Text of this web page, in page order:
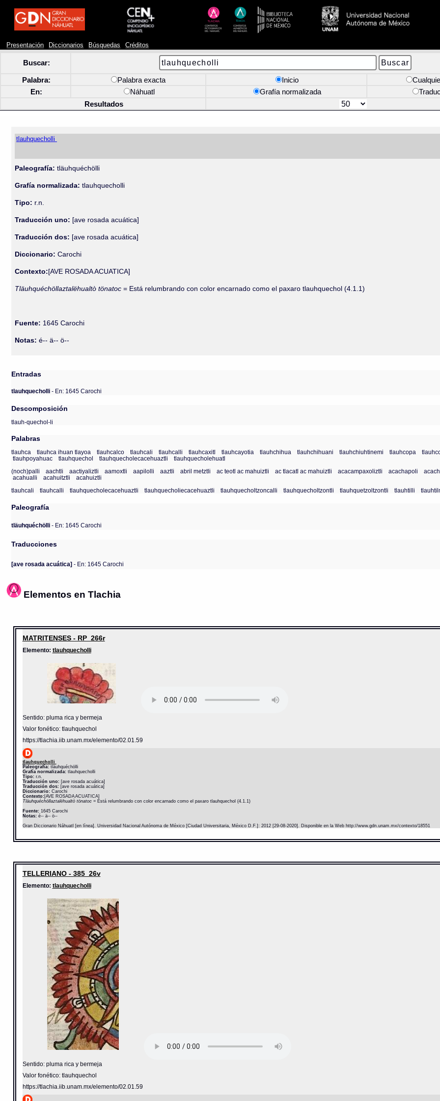
Presentación Diccionarios Búsquedas Créditos
Buscar:
Palabra: Palabra exacta Inicio
En:
Náhuatl Grafía normalizada
Resultados
tlauhquecholli
Paleografía: tläuhquéchölli
Grafía normalizada: tlauhquecholli
Tipo: r.n.
Traducción uno: [ave rosada acuática]
Traducción dos: [ave rosada acuática]
Diccionario:Carochi
Contexto:[AVE ROSADA ACUATICA]
Tläuhquéchöllaztalëhualtò tönatoc= Está relumbrando con color encarnado como el paxaro tlauhquechol (4.1.1)
Fuente: 1645 Carochi
Notas: é-- ä-- ö--
Entradas
tlauhquecholli- En: 1645 Carochi
Descomposición
tlauh-quechol-li
Palabras
tlauhca tlauhca ihuan tlayoa tlauhcalco tlauhcali tlauhcalli tlauhcaxitl tlauhcayotia tlauhchihua tlauhchihuani tlauhchiuhtinemi tlauhcopa
tlauhpoyahuac
tlauhquechol tlauhquecholecacehuaztli
tlauhquecholehuatl
(noch)palli
aachtli aactiyaliztli aamoxtli aapilolli aaztli abril metztli ac teotl ac mahuiztli ac tlacatl ac mahuiztli acacampaxoliztli acachapoli
acahualli
acahuitztli
acahuiztli
tlauhcali
tlauhcalli tlauhquecholecacehuaztli tlauhquecholiecacehuaztli tlauhquecholtzoncalli tlauhquecholtzontli tlauhquetzoltzontli tlauhtilli
Paleografía
tläuhquéchölli - En: 1645 Carochi
Traducciones
[ave rosada acuática] - En: 1645 Carochi
Elementos en Tlachia
MATRITENSES - RP_266r
Elemento: tlauhquecholli
Sentido: pluma rica y bermeja
Valor fonético: tlauhquechol
https://tlachia.iib.unam.mx/elemento/02.01.59
tlauhquecholli
Paleografía:tläuhquéchölli
Grafía normalizada:tlauhquecholli
Tipo:r.n.
Traducción uno:[ave rosada acuática]
Traducción dos:[ave rosada acuática]
Diccionario: Carochi
Contexto:[AVE ROSADA ACUATICA]
Tläuhquéchöllaztalëhualtò tönatoc = Está relumbrando con color encarnado como el paxaro tlauhquechol (4.1.1)
Fuente:1645 Carochi
Notas:é-- ä-- ö--
Gran Diccionario Náhuatl [en línea]. Universidad Nacional Autónoma de México [Ciudad Universitaria, México D.F.]: 2012 [29-08-2020]. Disponible en la Web http://www.gdn.unam.mx/contexto/18551
TELLERIANO - 385_26v
Elemento: tlauhquecholli
Sentido: pluma rica y bermeja
Valor fonético: tlauhquechol
https://tlachia.iib.unam.mx/elemento/02.01.59